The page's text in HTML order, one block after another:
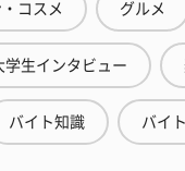
コスメ グルメ
学生インタビュー
バイト知識 バイ